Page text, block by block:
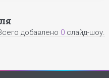
добавлено 0 слайд-шоу.